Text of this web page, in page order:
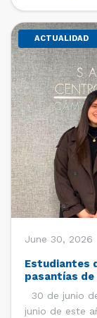
Universidad
ACTUALIDAD
June 30, 2026
Estudiantes
pasantías de
30 de junio
junio de este